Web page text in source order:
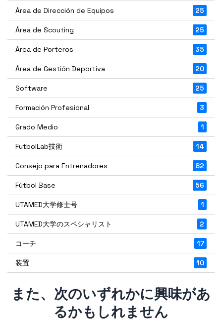
Área de Dirección de Equipos 25
Área de Scouting 25
Área de Porteros 35
Área de Gestión Deportiva 20
Software 25
Formación Profesional 3
Grado Medio 1
FutbolLab技術 14
Consejo para Entrenadores 82
Fútbol Base 56
UTAMED大学修士号 1
UTAMED大学のスペシャリスト 2
コーチ 17
装置 10
また、次のいずれかに興味があ
るかもしれません